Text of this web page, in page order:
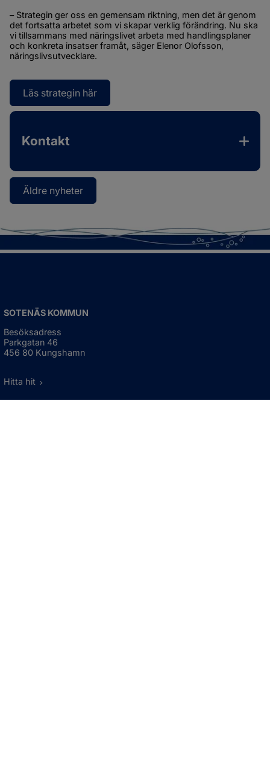
– Strategin ger oss en gemensam riktning, men det är genom
det fortsatta arbetet som vi skapar verklig förändring. Nu ska
vi tillsammans med näringslivet arbeta med handlingsplaner
och konkreta insatser framåt, säger Elenor Olofsson,
näringslivsutvecklare.
Läs strategin härÖppnas i nytt fönster.
Kontakt
Äldre nyheter
SOTENÄS KOMMUN
Besöksadress
Parkgatan 46
456 80 Kungshamn
Hitta hit